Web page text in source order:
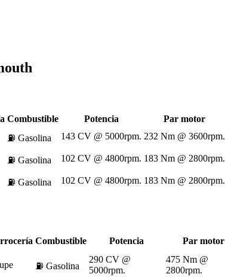
Combustible Potencia Par motor
⛽ Gasolina 143 CV @ 5000rpm. 232 Nm @ 3600rpm.
⛽ Gasolina 102 CV @ 4800rpm. 183 Nm @ 2800rpm.
⛽ Gasolina 102 CV @ 4800rpm. 183 Nm @ 2800rpm.
Combustible Potencia Par motor
⛽ Gasolina
290 CV @
5000rpm.
475 Nm @
2800rpm.